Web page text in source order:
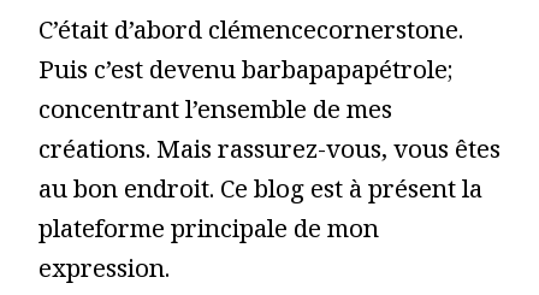
C’était d’abord clémencecornerstone.
Puis c’est devenu barbapapapétrole;
concentrant l’ensemble de mes
créations. Mais rassurez-vous, vous êtes
au bon endroit. Ce blog est à présent la
plateforme principale de mon
expression.